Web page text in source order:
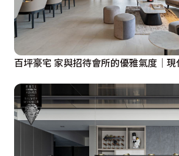
百坪豪宅 家與招待會所的優雅氣度│